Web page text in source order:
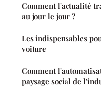
Comment l'actualité
au jour le jour ?
Les indispensables
voiture
Comment
paysage social de